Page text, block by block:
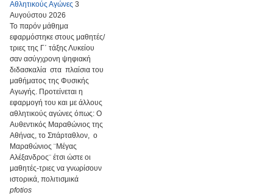
Αθλητικούς Αγώνες 3
Αυγούστου 2026
Το παρόν μάθημα
εφαρμόστηκε στους μαθητές/
τριες της Γ΄ τάξης Λυκείου
σαν ασύγχρονη ψηφιακή
διδασκαλία στα πλαίσια του
μαθήματος της Φυσικής
Αγωγής. Προτείνεται η
εφαρμογή του και με άλλους
αθλητικούς αγώνες όπως: Ο
Αυθεντικός Μαραθώνιος της
Αθήνας, το Σπάρταθλον, ο
Μαραθώνιος ¨Μέγας
Αλέξανδρος¨ έτσι ώστε οι
μαθητές-τριες να γνωρίσουν
ιστορικά, πολιτισμικά
pfotios